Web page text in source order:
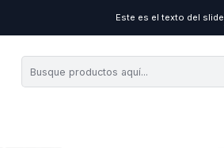
Este es el texto del slide